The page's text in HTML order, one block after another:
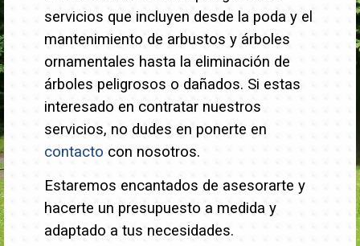
servicios que incluyen desde la poda y el
mantenimiento de arbustos y árboles
ornamentales hasta la eliminación de
árboles peligrosos o dañados. Si estas
interesado en contratar nuestros
servicios, no dudes en ponerte en
contacto con nosotros.
Estaremos encantados de asesorarte y
hacerte un presupuesto a medida y
adaptado a tus necesidades.